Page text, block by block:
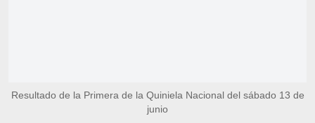
Resultado de la Primera de la Quiniela Nacional del sábado 13 de
junio